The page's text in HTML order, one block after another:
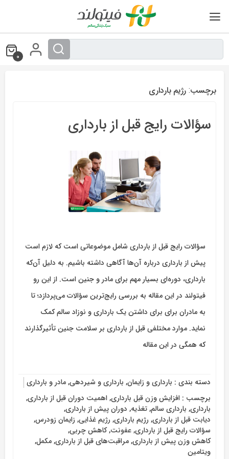
0
برچسب: رژیم بارداری
سؤالات رایج قبل از بارداری
سؤالات رایج قبل از بارداری شامل موضوعاتی است که لازم است
پیش از بارداری درباره آن‌ها آگاهی داشته باشیم. به دلیل آن‌که
بارداری، دوره‌ای بسیار مهم برای مادر و جنین است. از این رو
فیتولند در این مقاله به بررسی رایج‌ترین سؤالات می‌پردازد؛ تا
به مادران برای برای داشتن یک بارداری و نوزاد سالم کمک
نماید. موارد مختلفی قبل از بارداری بر سلامت جنین تأثیرگذارند
که همگی در این مقاله
دسته بندی : بارداری و زایمان, بارداری و شیردهی,مادر و بارداری
برچسب : افزایش وزن قبل بارداری,اهمیت دوران قبل از بارداری,
بارداری, بارداری سالم,تغذیه, دوران پیش از بارداری,
دیابت قبل از بارداری, رژیم بارداری, رژیم غذایی, زایمان زودرس,
سؤالات رایج قبل از بارداری,عفونت,کاهش چربی,
کاهش وزن پیش از بارداری,مراقبت‌های قبل از بارداری,مکمل,
ویتامین